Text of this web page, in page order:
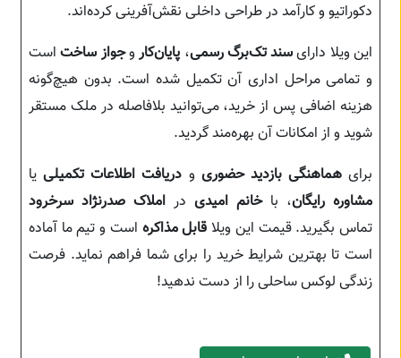
دکوراتیو و کارآمد در طراحی داخلی نقش‌آفرینی کرده‌اند.
این ویلا دارایسند تک‌برگ رسمی، پایان‌کاروجواز ساختاست
و تمامی مراحل اداری آن تکمیل شده است. بدون هیچ‌گونه
هزینه اضافی پس از خرید، می‌توانید بلافاصله در ملک مستقر
شوید و از امکانات آن بهره‌مند گردید.
برایهماهنگی بازدید حضوری و دریافت اطلاعات تکمیلییا
مشاوره رایگان، باخانم امیدی در املاک صدرنژاد سرخرود
تماس بگیرید. قیمت این ویلا قابل مذاکره است و تیم ما آماده
است تا بهترین شرایط خرید را برای شما فراهم نماید. فرصت
زندگی لوکس ساحلی را از دست ندهید!